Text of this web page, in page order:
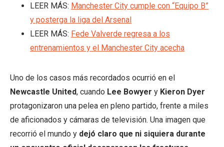
LEER MÁS: Manchester City cumple con “Equipo B”
y posterga la liga del Arsenal
LEER MÁS: Fede Valverde regresa a los
entrenamientos y el Manchester City acecha
Uno de los casos más recordados ocurrió en el
Newcastle United, cuando Lee Bowyer y Kieron Dyer
protagonizaron una pelea en pleno partido, frente a miles
de aficionados y cámaras de televisión. Una imagen que
recorrió el mundo y dejó claro que ni siquiera durante